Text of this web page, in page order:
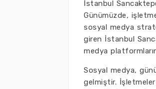
İstanbul
Günümüzde,
sosyal medya
giren İstanbul
medya
Sosyal medya,
gelmiştir.